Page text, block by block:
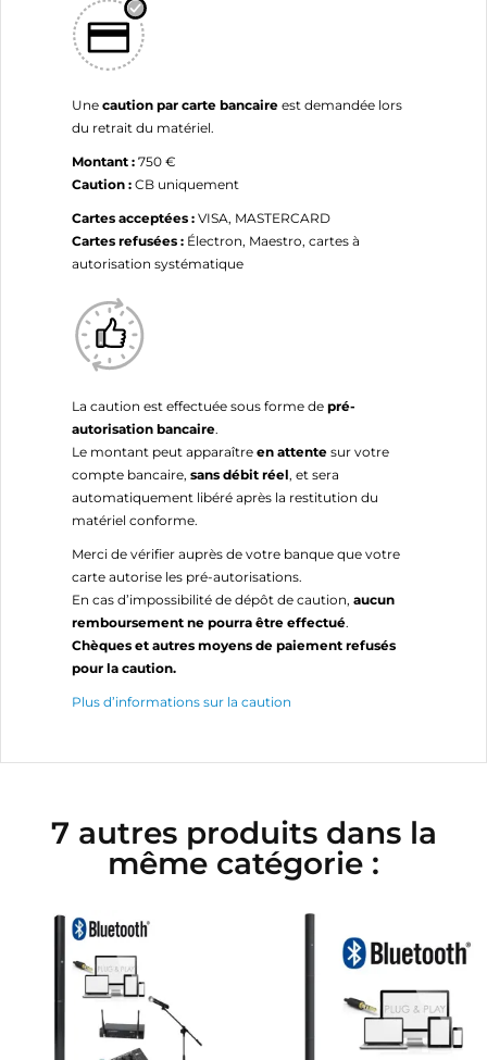
Une caution par carte bancaire est demandée lors
du retrait du matériel.
Montant : 750 €
Caution : CB uniquement
Cartes acceptées : VISA, MASTERCARD
Cartes refusées : Électron, Maestro, cartes à
autorisation systématique
La caution est effectuée sous forme de pré-
autorisation bancaire.
Le montant peut apparaître en attente sur votre
compte bancaire, sans débit réel, et sera
automatiquement libéré après la restitution du
matériel conforme.
Merci de vérifier auprès de votre banque que votre
carte autorise les pré-autorisations.
En cas d’impossibilité de dépôt de caution, aucun
remboursement ne pourra être effectué.
Chèques et autres moyens de paiement refusés
pour la caution.
Plus d’informations sur la caution
7 autres produits dans la
même catégorie :